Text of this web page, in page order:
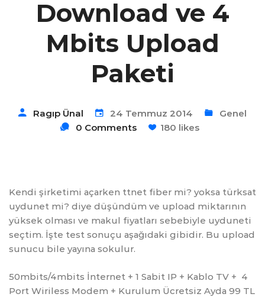
Download ve 4
Mbits Upload
Paketi
Ragıp Ünal 24 Temmuz 2014
Genel
0 Comments
180 likes
Kendi şirketimi açarken ttnet fiber mi? yoksa türksat
uydunet mi? diye düşündüm ve upload miktarının
yüksek olması ve makul fiyatları sebebiyle uyduneti
seçtim. İşte test sonuçu aşağıdaki gibidir. Bu upload
sunucu bile yayına sokulur.
50mbits/4mbits İnternet + 1 Sabit IP + Kablo TV + 4
Port Wiriless Modem + Kurulum Ücretsiz Ayda 99 TL